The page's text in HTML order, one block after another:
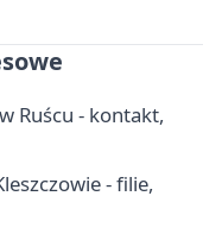
Ruścu - kontakt,
- filie,